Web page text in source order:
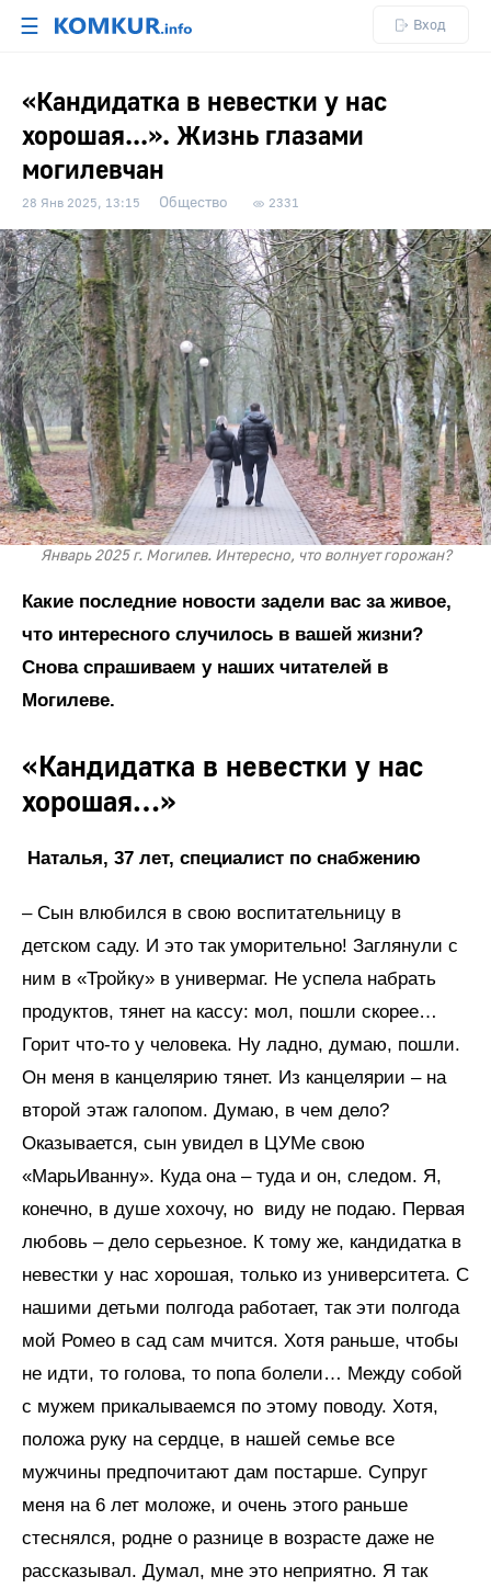
☰ Вход
«Кандидатка в невестки у нас
хорошая...». Жизнь глазами
могилевчан
28 Янв 2025, 13:15 Общество 2331
Январь 2025 г. Могилев. Интересно, что волнует горожан?
Какие последние новости задели вас за живое,
что интересного случилось в вашей жизни?
Снова спрашиваем у наших читателей в
Могилеве.
«Кандидатка в невестки у нас
хорошая…»
Наталья, 37 лет, специалист по снабжению
– Сын влюбился в свою воспитательницу в
детском саду. И это так уморительно! Заглянули с
ним в «Тройку» в универмаг. Не успела набрать
продуктов, тянет на кассу: мол, пошли скорее…
Горит что-то у человека. Ну ладно, думаю, пошли.
Он меня в канцелярию тянет. Из канцелярии – на
второй этаж галопом. Думаю, в чем дело?
Оказывается, сын увидел в ЦУМе свою
«МарьИванну». Куда она – туда и он, следом. Я,
конечно, в душе хохочу, но виду не подаю. Первая
любовь – дело серьезное. К тому же, кандидатка в
невестки у нас хорошая, только из университета. С
нашими детьми полгода работает, так эти полгода
мой Ромео в сад сам мчится. Хотя раньше, чтобы
не идти, то голова, то попа болели… Между собой
с мужем прикалываемся по этому поводу. Хотя,
положа руку на сердце, в нашей семье все
мужчины предпочитают дам постарше. Супруг
меня на 6 лет моложе, и очень этого раньше
стеснялся, родне о разнице в возрасте даже не
рассказывал. Думал, мне это неприятно. Я так